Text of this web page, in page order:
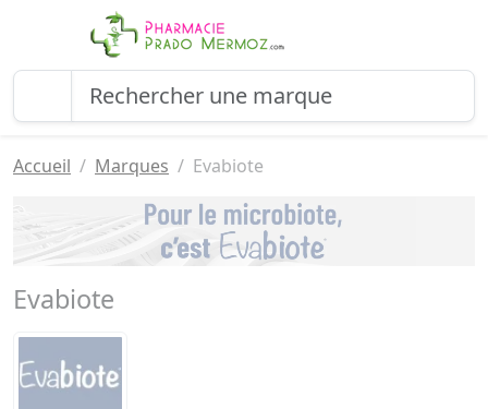
Accueil Marques Evabiote
Evabiote